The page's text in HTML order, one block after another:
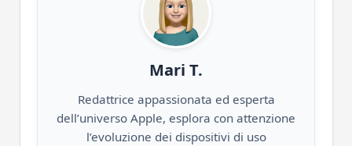
Mari T.
Redattrice appassionata ed esperta
dell’universo Apple, esplora con attenzione
l’evoluzione dei dispositivi di uso